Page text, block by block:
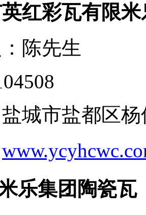
红彩瓦有限
陈先生
城市盐都区
乐集团陶瓷瓦